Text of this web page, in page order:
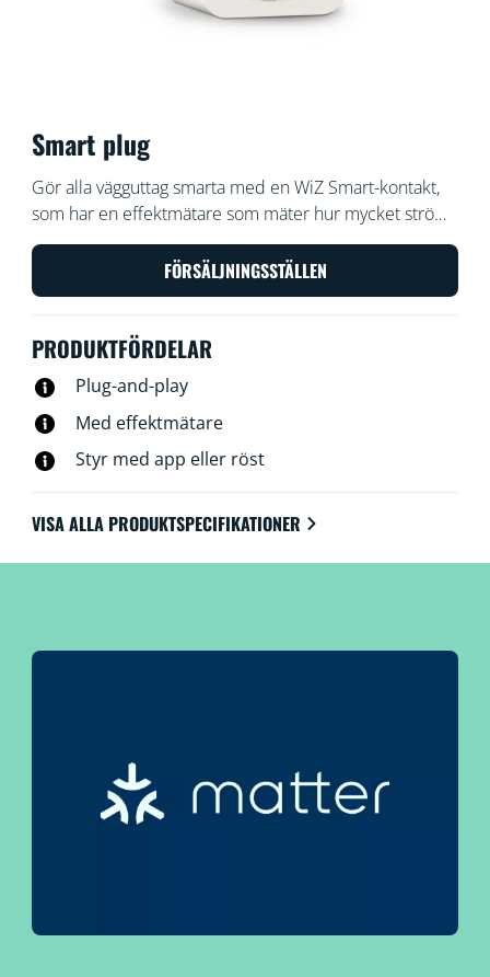
Smart plug
Gör alla vägguttag smarta med en WiZ Smart-kontakt,
som har en effektmätare som mäter hur mycket ström
uttaget använder. Styr ditt uttag med WiZ-appen eller
din röst. Du kan till exempel tända och släcka din
traditionella favoritlampa med bara ett tryck.
FÖRSÄLJNINGSSTÄLLEN
PRODUKTFÖRDELAR
Plug-and-play
Med effektmätare
Styr med app eller röst
VISA ALLA PRODUKTSPECIFIKATIONER